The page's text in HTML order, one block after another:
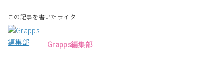
この記事を書いたライター
Grapps編集部